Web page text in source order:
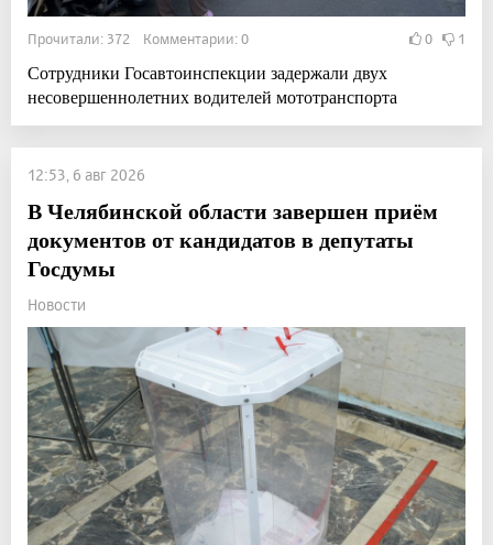
Прочитали: 372 Комментарии: 0 0 1
Сотрудники Госавтоинспекции задержали двух
несовершеннолетних водителей мототранспорта
12:53, 6 авг 2026
В Челябинской области завершен приём
документов от кандидатов в депутаты
Госдумы
Новости